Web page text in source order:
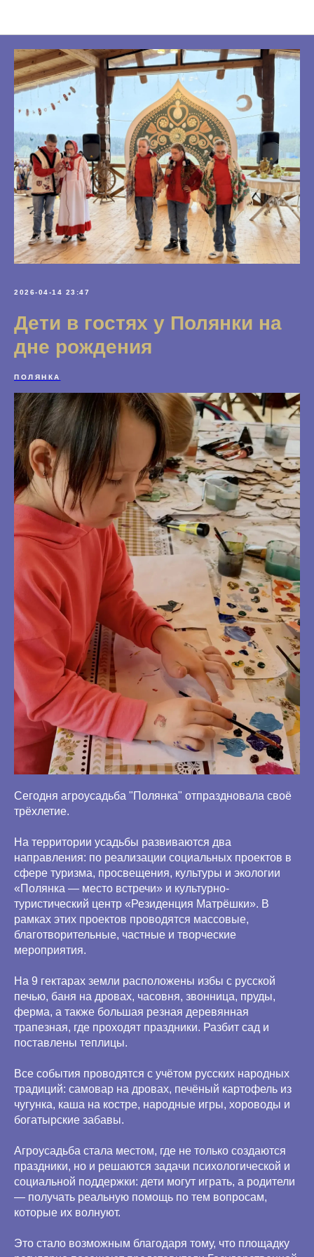
2026-04-14 23:47
Дети в гостях у Полянки на
дне рождения
ПОЛЯНКА
Сегодня агроусадьба "Полянка" отпраздновала своё
трёхлетие.
На территории усадьбы развиваются два
направления: по реализации социальных проектов в
сфере туризма, просвещения, культуры и экологии
«Полянка — место встречи» и культурно-
туристический центр «Резиденция Матрёшки». В
рамках этих проектов проводятся массовые,
благотворительные, частные и творческие
мероприятия.
На 9 гектарах земли расположены избы с русской
печью, баня на дровах, часовня, звонница, пруды,
ферма, а также большая резная деревянная
трапезная, где проходят праздники. Разбит сад и
поставлены теплицы.
Все события проводятся с учётом русских народных
традиций: самовар на дровах, печёный картофель из
чугунка, каша на костре, народные игры, хороводы и
богатырские забавы.
Агроусадьба стала местом, где не только создаются
праздники, но и решаются задачи психологической и
социальной поддержки: дети могут играть, а родители
— получать реальную помощь по тем вопросам,
которые их волнуют.
Это стало возможным благодаря тому, что площадку